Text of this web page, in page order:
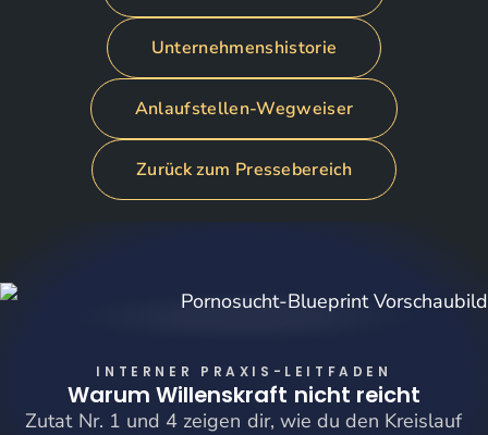
Unternehmenshistorie
Anlaufstellen-Wegweiser
Zurück zum Pressebereich
INTERNER PRAXIS-LEITFADEN
Warum Willenskraft nicht reicht
Zutat Nr. 1 und 4 zeigen dir, wie du den Kreislauf